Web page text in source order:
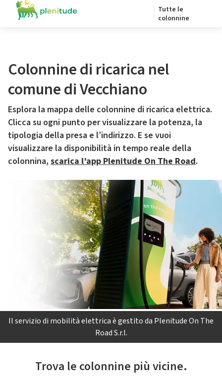
Tutte le
colonnine
Colonnine di ricarica nel
comune di Vecchiano
Esplora la mappa delle colonnine di ricarica elettrica.
Clicca su ogni punto per visualizzare la potenza, la
tipologia della presa e l’indirizzo. E se vuoi
visualizzare la disponibilità in tempo reale della
colonnina, scarica l’app Plenitude On The Road.
Il servizio di mobilità elettrica è gestito da Plenitude On The
Road S.r.l.
Trova le colonnine più vicine.